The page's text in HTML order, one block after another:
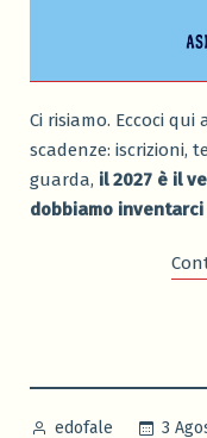
Ci risiamo. Eccoci
scadenze: iscrizioni,
guarda, il 2027 è il
dobbiamo
Pubblicato
edofale 3